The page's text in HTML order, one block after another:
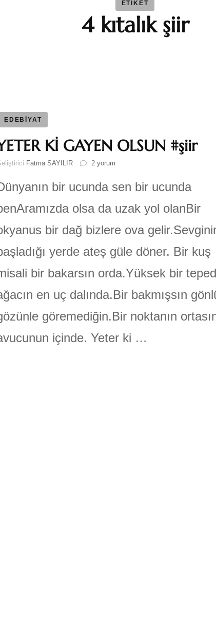
ETIKET
4 kıtalık şiir
EDEBİYAT
Kİ GAYEN OLSUN #şiir
Fatma SAYILIR
YETER
GAYEN
OLSUN
için
2 yorum
bir ucunda sen bir ucunda
olsa da uzak yol olanBir
bir dağ bizlere ova
yerde ateş güle döner. Bir kuş
bir bakarsın orda.Yüksek bir
en uç dalında.Bir bakmışsın
göremediğin.Bir noktanın
içinde. Yeter ki …